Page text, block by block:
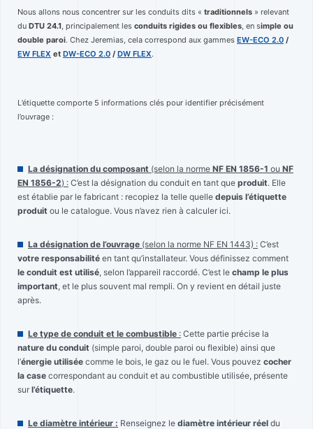
Nous allons nous concentrer sur les conduits dits « traditionnels » relevant
du DTU 24.1 , principalement les conduits rigides ou flexibles , en simple ou
double paroi. Chez Jeremias, cela correspond aux gammes EW-ECO 2.0 /
EW FLEX et DW-ECO 2.0 / DW FLEX.
L’étiquette comporte 5 informations clés pour identifier précisément
l’ouvrage :
La désignation du composant (selon la norme NF EN 1856-1 ou NF
EN 1856-2) : C’est la désignation du conduit en tant que produit. Elle
est établie par le fabricant : recopiez la telle quelle depuis l’étiquette
produit ou le catalogue. Vous n’avez rien à calculer ici.
La désignation de l’ouvrage (selon la norme NF EN 1443) : C’est
votre responsabilité en tant qu’installateur. Vous définissez comment
le conduit est utilisé , selon l’appareil raccordé. C’est le champ le plus
important , et le plus souvent mal rempli. On y revient en détail juste
après.
Le type de conduit et le combustible : Cette partie précise la
nature du conduit (simple paroi, double paroi ou flexible) ainsi que
l’énergie utilisée comme le bois, le gaz ou le fuel. Vous pouvez cocher
la case correspondant au conduit et au combustible utilisée, présente
sur l’étiquette.
Le diamètre intérieur : Renseignez le diamètre intérieur réel du